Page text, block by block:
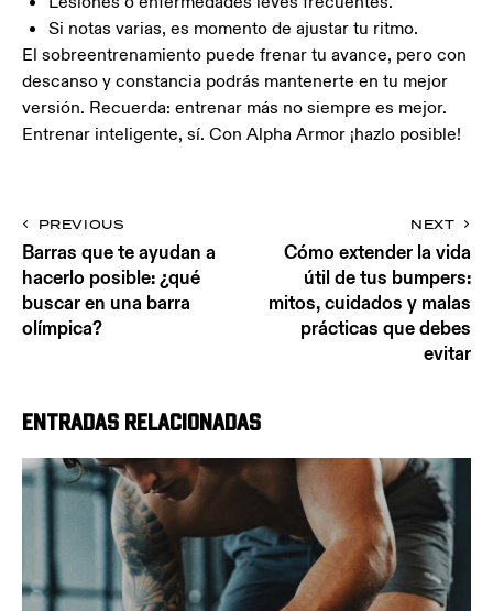
Si notas varias, es momento de ajustar tu ritmo.
El sobreentrenamiento puede frenar tu avance, pero con
descanso y constancia podrás mantenerte en tu mejor
versión. Recuerda: entrenar más no siempre es mejor.
Entrenar inteligente, sí. Con Alpha Armor ¡hazlo posible!
PREVIOUS
Barras que te ayudan a
hacerlo posible: ¿qué
buscar en una barra
olímpica?
NEXT
Cómo extender la vida
útil de tus bumpers:
mitos, cuidados y malas
prácticas que debes
evitar
Entradas relacionadas